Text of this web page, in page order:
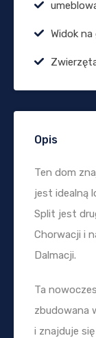
Widok
Opis
Ten dom
jest idealną
Split jest
Chorwacji i
Dalmacji.
Ta
zbudowana
i znajduje